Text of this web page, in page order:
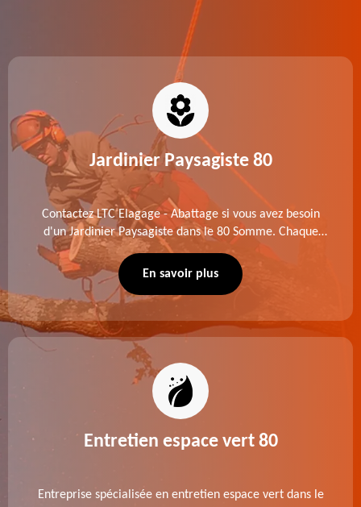
Jardinier Paysagiste 80
Contactez LTC Elagage - Abattage si vous avez besoin
d'un Jardinier Paysagiste dans le 80 Somme. Chaque
intervention est exécutée selon les normes en vigueur.
Découvrez un extérieur exceptionnel grâce à notre
En savoir plus
Entretien espace vert 80
Entreprise spécialisée en entretien espace vert dans le